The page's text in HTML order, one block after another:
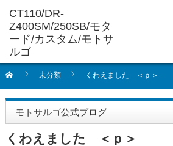
未分類 くわえました ＜ｐ＞
モトサルゴ公式ブログ
くわえました ＜ｐ＞